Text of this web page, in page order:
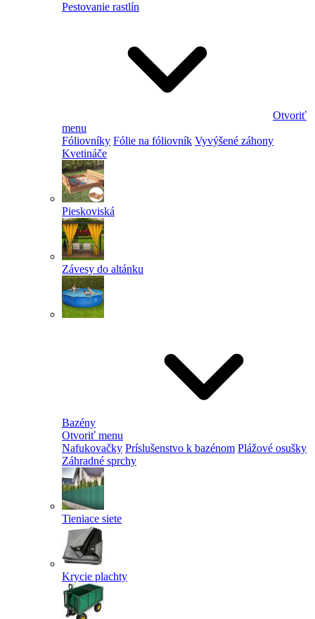
Pestovanie rastlín
Otvoriť
menu
Fóliovníky Fólie na fóliovník Vyvýšené záhony
Kvetináče
Pieskoviská
Závesy do altánku
Bazény
Otvoriť menu
Nafukovačky Príslušenstvo k bazénom Plážové osušky
Záhradné sprchy
Tieniace siete
Krycie plachty